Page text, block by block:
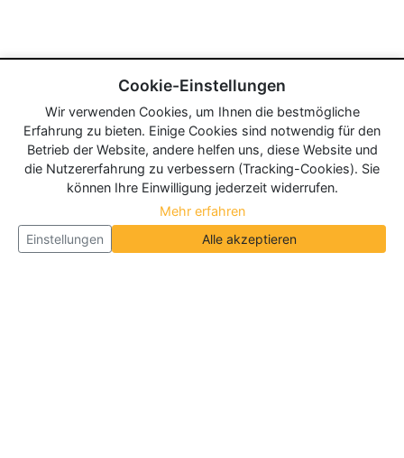
Cookie-Einstellungen
Wir verwenden Cookies, um Ihnen die bestmögliche
Erfahrung zu bieten. Einige Cookies sind notwendig für den
Betrieb der Website, andere helfen uns, diese Website und
die Nutzererfahrung zu verbessern (Tracking-Cookies). Sie
können Ihre Einwilligung jederzeit widerrufen.
Mehr erfahren
Einstellungen
Alle akzeptieren